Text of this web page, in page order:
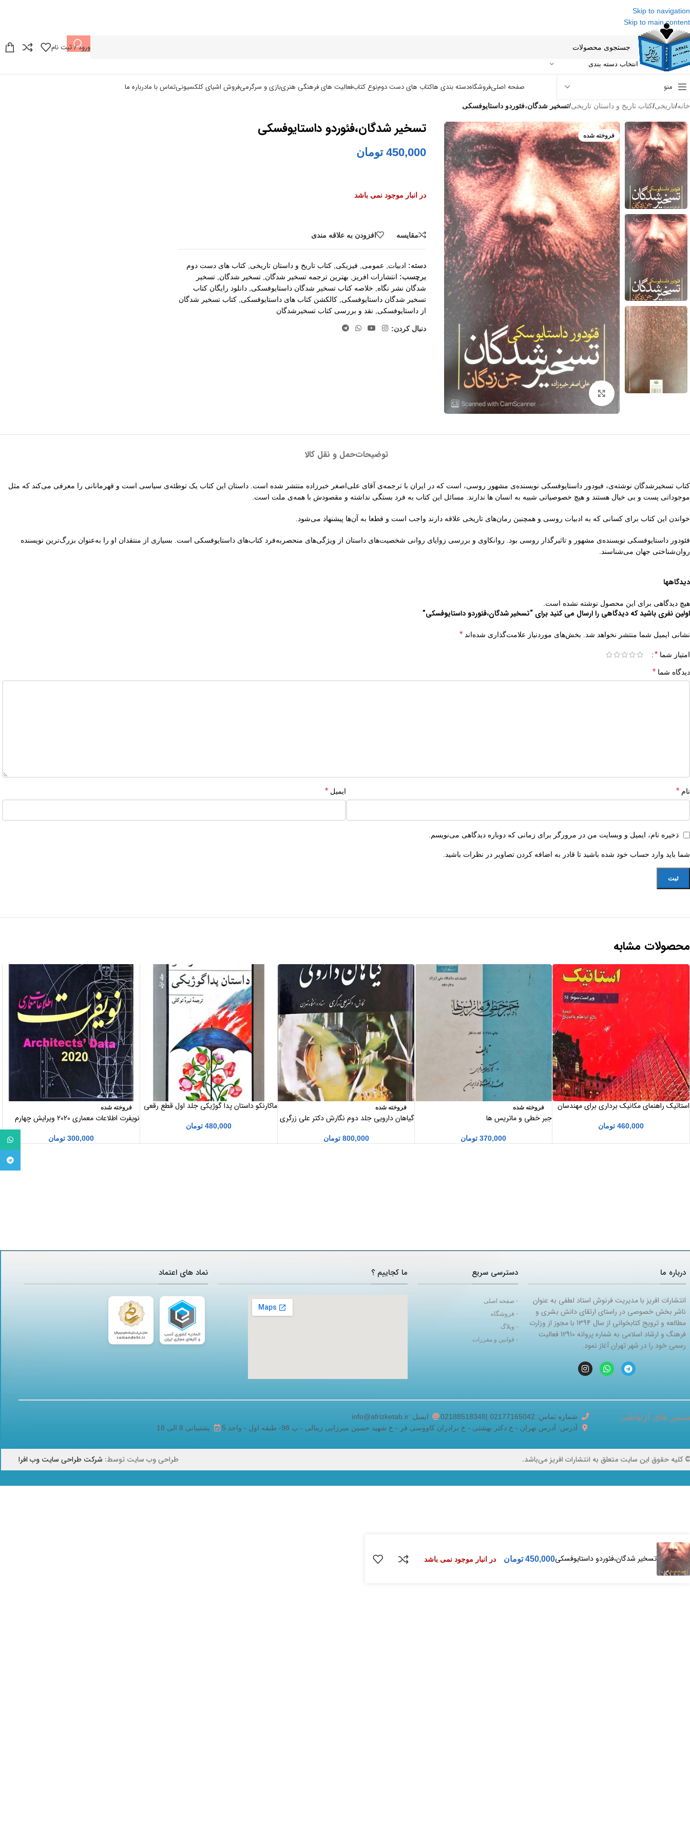
Skip to navigation
Skip to main content
انتخاب دسته بندی
ورود / ثبت نام
منو صفحه اصلیفروشگاهدسته بندی هاکتاب های دست دومنوع کتابفعالیت های فرهنگی هنریبازی و سرگرمیفروش اشیای کلکسیونیتماس با مادرباره ما
خانه/تاریخی/کتاب تاریخ و داستان تاریخی/تسخیر شدگان،فئوردو داستایوفسکی
فروخته شده تسخیر شدگان،فئوردو داستایوفسکی
450,000 تومان
در انبار موجود نمی باشد
مقايسه افزودن به علاقه مندی
دسته: ادبیات عمومی فیزیکی کتاب تاریخ و داستان تاریخی کتاب های دست دوم
برچسب: انتشارات افریز بهترین ترجمه تسخیر شدگان تسخير شدگان تسخیر
شدگان نشر نگاه
خلاصه کتاب تسخیر شدگان داستایوفسکی دانلود رایگان کتاب
تسخیر شدگان داستایوفسکی کالکشن کتاب های داستایوفسکی کتاب تسخیر شدگان
از داستایوفسکی
نقد و بررسی کتاب تسخیرشدگان
دنبال کردن:
توضیحاتحمل و نقل کالا
کتاب تسخیرشدگان نوشته‌ی، فیودور داستایوفسکی نویسنده‌ی مشهور روسی، است که در ایران با ترجمه‌ی آقای علی‌اصغر خبرزاده منتشر شده است. داستان این کتاب یک توطئه‌ی سیاسی است و قهرمانانی را معرفی می‌کند که مثل
موجوداتی پست و بی خیال هستند و هیچ خصوصیاتی شبیه به انسان ها ندارند. مسائل این کتاب به فرد بستگی نداشته و مقصودش با همه‌ی ملت است.
خواندن این کتاب برای کسانی که به ادبیات روسی و همچنین رمان‌های تاریخی علاقه دارند واجب است و قطعا به آن‌ها پیشنهاد می‌شود.
فئودور داستایوفسکی نویسنده‌ی مشهور و تاثیرگذار روسی بود. روانکاوی و بررسی زوایای روانی شخصیت‌های داستان از ویژگی‌های منحصربه‌فرد کتاب‌های داستایوفسکی است. بسیاری از منتقدان او را به‌عنوان بزرگ‌ترین نویسنده
روان‌شناختی جهان می‌شناسند.
دیدگاهها
هیچ دیدگاهی برای این محصول نوشته نشده است.
اولین نفری باشید که دیدگاهی را ارسال می کنید برای “تسخیر شدگان،فئوردو داستایوفسکی”
نشانی ایمیل شما منتشر نخواهد شد. بخش‌های موردنیاز علامت‌گذاری شده‌اند *
امتیاز شما *
دیدگاه شما *
نام * ایمیل *
ذخیره نام، ایمیل و وبسایت من در مرورگر برای زمانی که دوباره دیدگاهی می‌نویسم.
شما باید وارد حساب خود شده باشید تا قادر به اضافه کردن تصاویر در نظرات باشید.
محصولات مشابه
استاتیک راهنمای مکانیک برداری برای مهندسان
460,000 تومان
فروخته شده
جبر خطی و ماتریس ها
370,000 تومان
فروخته شده
گیاهان دارویی جلد دوم نگارش دکتر علی زرگری
800,000 تومان
ماکارنکو داستان پدا گوژیکی جلد اول قطع رقعی
480,000 تومان
فروخته شده
نویفرت اطلاعات معماری 2020 ویرایش چهارم
300,000 تومان
درباره ما
انتشارات افریز با مدیریت فرنوش استاد لطفی به عنوان
ناشر بخش خصوصی در راستای ارتقای دانش بشری و
مطالعه و ترویج کتابخوانی از سال 1394 با مجوز از وزارت
فرهنگ و ارشاد اسلامی به شماره پروانه 12910 فعالیت
رسمی خود را در شهر تهران آغاز نمود.
دسترسی سریع
- صفحه اصلی
- فروشگاه
- وبلاگ
- قوانین و مقررات
ما کجاییم ؟ نماد های اعتماد
های ارتباطی شماره تماس: 02177165042 |02188518348
ایمیل: info@afrizketab.ir
آدرس: آدرس تهران - خ دکتر بهشتی - خ برادران کاووسی فر - خ شهید حسین میرزایی زینالی - پ 98- طبقه اول - واحد 5
پشتیبانی 8 الی 18
کلیه حقوق این سایت متعلق به انتشارات افریز می‌باشد. طراحی وب سایت توسط: شرکت طراحی سایت وب افرا
تلگرام
تسخیر شدگان،فئوردو داستایوفسکی450,000 تومان در انبار موجود نمی باشد